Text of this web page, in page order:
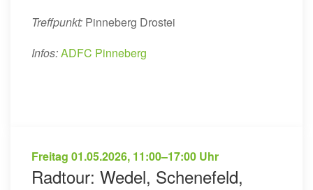
Treffpunkt: Pinneberg Drostei
Infos:ADFC Pinneberg
Freitag 01.05.2026, 11:00–17:00 Uhr
Radtour: Wedel, Schenefeld,